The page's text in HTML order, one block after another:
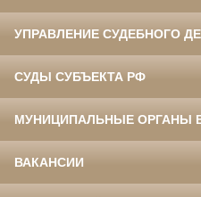
УПРАВЛЕНИЕ СУДЕБНОГО
СУДЫ СУБЪЕКТА РФ
МУНИЦИПАЛЬНЫЕ ОРГАНЫ
ВАКАНСИИ